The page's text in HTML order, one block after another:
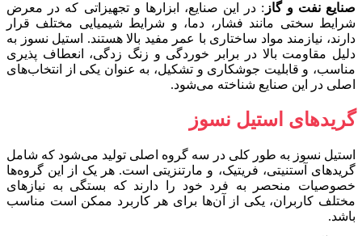
صنایع نفت و گاز : در این صنایع، ابزارها و تجهیزاتی که در معرض
شرایط سختی مانند فشار، دما، و شرایط شیمیایی مختلف قرار
دارند، نیازمند مواد ساختاری با عمر مفید بالا هستند. استیل نسوز به
دلیل مقاومت بالا در برابر خوردگی و زنگ زدگی، انعطاف پذیری
مناسب، و قابلیت جوشکاری و تشکیل، به عنوان یکی از انتخاب‌های
اصلی در این صنایع شناخته می‌شود.
گریدهای استیل نسوز
استیل نسوز به طور کلی در سه گروه اصلی تولید می‌شود که شامل
گریدهای آستنیتی، فریتیک، و مارتنزیتی است. هر یک از این گروه‌ها
خصوصیات منحصر به فرد خود را دارند که بستگی به نیازهای
مختلف کاربران، یکی از آن‌ها برای هر کاربرد ممکن است مناسب
باشد.